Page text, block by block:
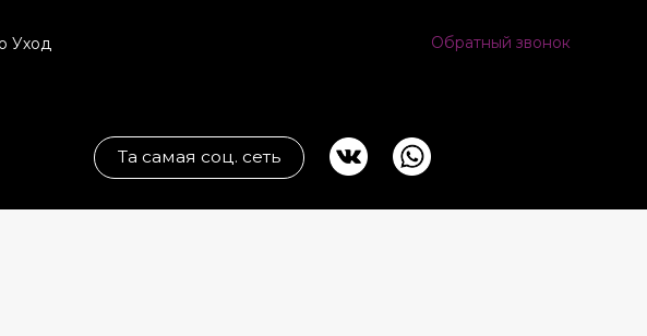
Уход Обратный звонок
Та самая соц. сеть